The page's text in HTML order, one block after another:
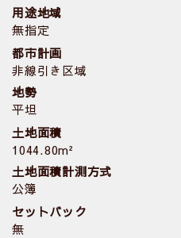
用途地域
無指定
都市計画
非線引き区域
地勢
平坦
土地面積
1044.80m²
土地面積計測方式
公簿
セットバック
無